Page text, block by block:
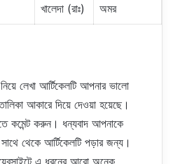
খালেদা (রাঃ) অমর
লেখা আর্টিকেলটি আপনার ভালো
আকারে দিয়ে দেওয়া হয়েছে।
কমেন্ট করুন। ধন্যবাদ আপনাকে
থেকে আর্টিকেলটি পড়ার জন্য।